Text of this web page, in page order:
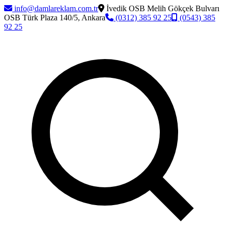
info@damlareklam.com.tr
İvedik OSB Melih Gökçek Bulvarı
OSB Türk Plaza 140/5, Ankara
(0312) 385 92 25
(0543) 385
92 25